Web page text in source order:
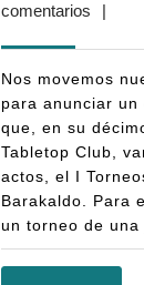
comentarios
|
Nos movemos
para anunciar
que, en su
Tabletop Club,
actos, el I
Barakaldo. Para
un torneo de una